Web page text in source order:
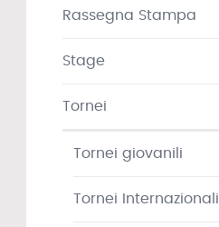
Rassegna Stampa
Stage
Tornei
Tornei giovanili
Tornei Internazionali